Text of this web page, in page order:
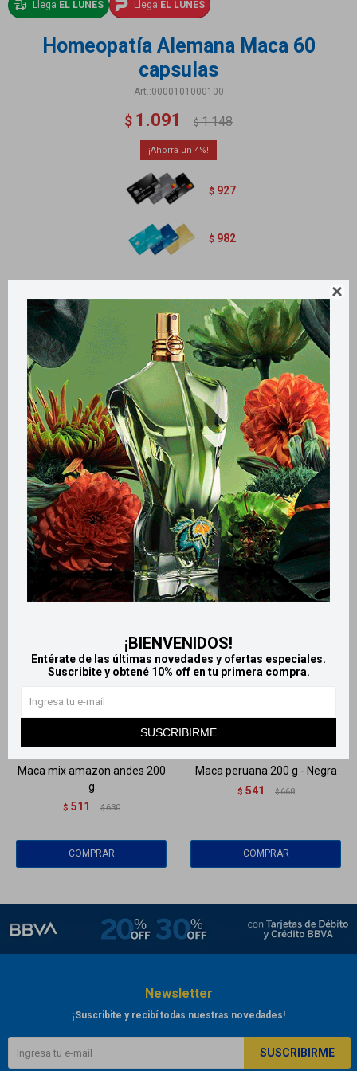

¡BIENVENIDOS!
Entérate de las últimas novedades y ofertas especiales.
Suscribite y obtené 10% off en tu primera compra.
SUSCRIBIRME
Llega EL LUNES Llega EL LUNES
Homeopatía Alemana Maca 60
capsulas
0000101000100
$ 1.091 $ 1.148
4
$ 927
$ 982
adaptógeno natural, ayudando a equilibrar el cuerpo, aumentar la energía
y mejorar el rendimiento físico, mental y sexual.
Métodos y costos de envío
Retiros gratuitos en tiendas
Productos que te pueden interesar
Llega EL LUNES
Maca mix amazon andes 200
g
$ 511 $ 630
Maca peruana 200 g - Negra
$ 541 $ 668
Newsletter
¡Suscribite y recibí todas nuestras novedades!
SUSCRIBIRME